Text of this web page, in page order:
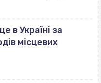
в Україні за
місцевих